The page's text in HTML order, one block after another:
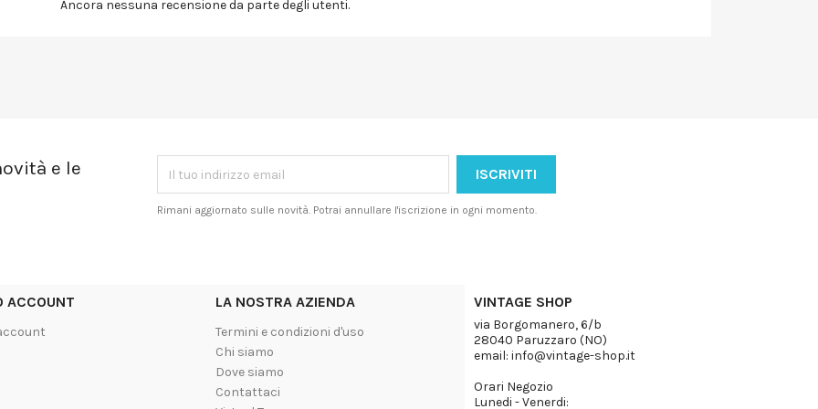
Ancora nessuna recensione da parte degli utenti.
e le
Rimani aggiornato sulle novità. Potrai annullare l'iscrizione in ogni momento.
ACCOUNT LA NOSTRA AZIENDA
Termini e condizioni d'uso
Chi siamo
Dove siamo
Contattaci
VINTAGE SHOP
via Borgomanero, 6/b
28040 Paruzzaro (NO)
email: info@vintage-shop.it
Orari Negozio
Lunedi - Venerdi: